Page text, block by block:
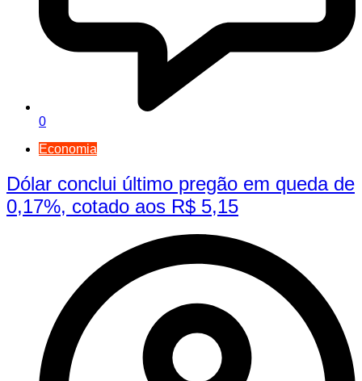
0
Economia
Dólar conclui último pregão em queda de
0,17%, cotado aos R$ 5,15